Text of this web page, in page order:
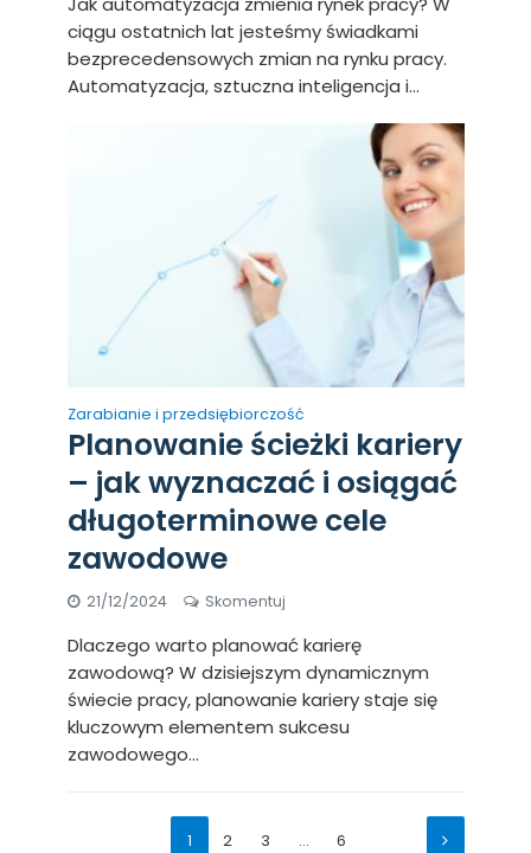
ciągu ostatnich lat jesteśmy świadkami
bezprecedensowych zmian na rynku pracy.
Automatyzacja, sztuczna inteligencja i...
Zarabianie i przedsiębiorczość
Planowanie ścieżki kariery
– jak wyznaczać i osiągać
długoterminowe cele
zawodowe
21/12/2024 Skomentuj
Dlaczego warto planować karierę
zawodową? W dzisiejszym dynamicznym
świecie pracy, planowanie kariery staje się
kluczowym elementem sukcesu
zawodowego...
1 2 3 … 6